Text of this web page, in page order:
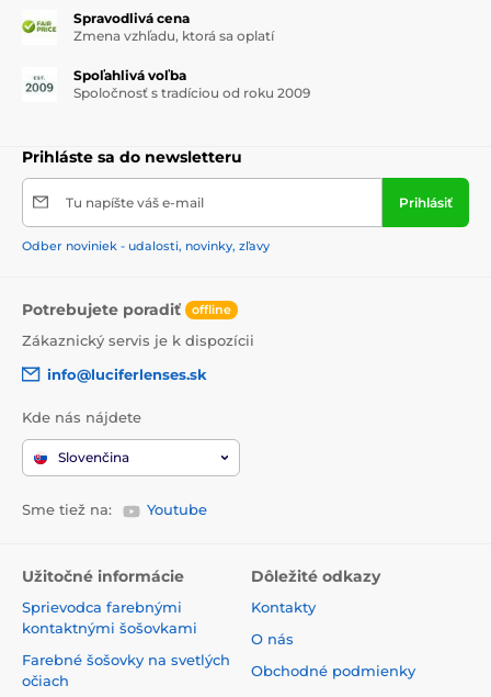
Spravodlivá cena
Zmena vzhľadu, ktorá sa oplatí
Spoľahlivá voľba
Spoločnosť s tradíciou od roku 2009
Prihláste sa do newsletteru
Tu napíšte váš e-mail Prihlásiť
Odber noviniek - udalosti, novinky, zľavy
Potrebujete poradiť offline
Zákaznický servis je k dispozícii
info@luciferlenses.sk
Kde nás nájdete
Slovenčina
Sme tiež na: Youtube
Užitočné informácie
Sprievodca farebnými
kontaktnými šošovkami
Farebné šošovky na svetlých
očiach
Dôležité odkazy
Kontakty
O nás
Obchodné podmienky